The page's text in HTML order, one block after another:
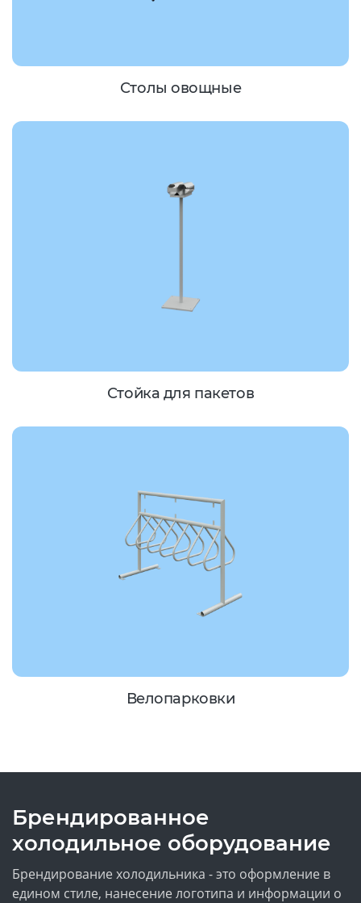
Столы овощные
Стойка для пакетов
Велопарковки
Брендированное
холодильное оборудование
Брендирование холодильника - это оформление в
едином стиле, нанесение логотипа и информации о